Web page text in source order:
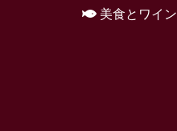
美食とワイン